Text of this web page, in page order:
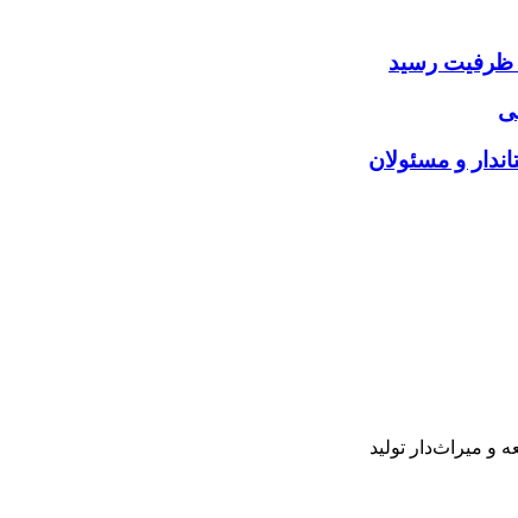
ظرفیت رسید